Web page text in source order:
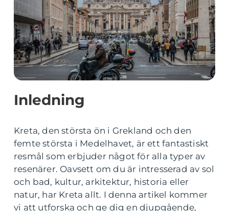
Inledning
Kreta, den största ön i Grekland och den
femte största i Medelhavet, är ett fantastiskt
resmål som erbjuder något för alla typer av
resenärer. Oavsett om du är intresserad av sol
och bad, kultur, arkitektur, historia eller
natur, har Kreta allt. I denna artikel kommer
vi att utforska och ge dig en djupgående,